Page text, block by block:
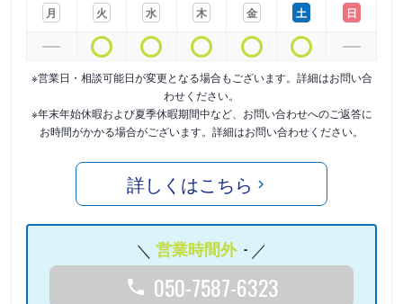
月
火
水
木
金
土
日
※営業日・相談可能日が変更となる場合もございます。詳細はお問い合
わせください。
※年末年始休暇および夏季休暇期間中など、お問い合わせへのご返答に
お時間がかかる場合がございます。詳細はお問い合わせください。
詳しくはこちら
営業時間外 -
050-7587-6323